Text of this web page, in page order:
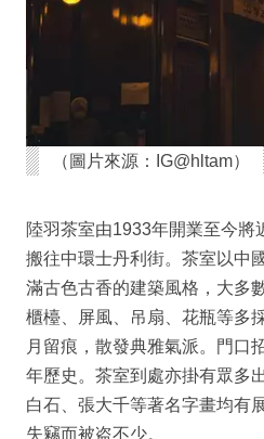
（圖片來源：IG@hltam）
陸羽茶室由1933年開業至今將
搬往中環士丹利街。茶室以中
滿古色古香的建築風格，大多
櫃檯、屏風、吊扇、花瓶等多
月留痕，散發典雅氣派。門口
年歷史。茶室到處亦掛有眾多
白石、張大千等著名字畫均有
失竊而被盗不少。